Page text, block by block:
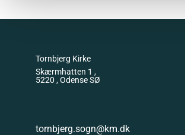
Tornbjerg Kirke
Skærmhatten 1 ,
5220 , Odense SØ
tornbjerg.sogn@km.dk